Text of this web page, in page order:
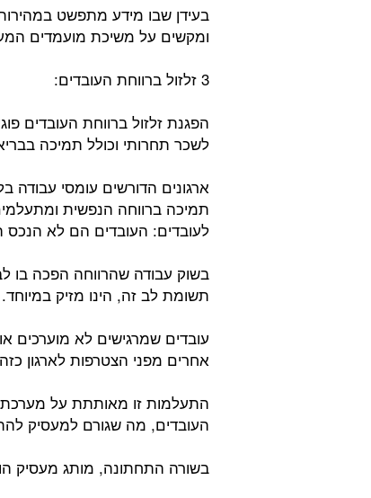
בעידן שבו מידע מתפשט
ומקשים על משיכת מועמדים
3 זלזול ברווחת העובדים:
הפגנת זלזול ברווחת העובדים
לשכר תחרותי וכולל תמיכה
ארגונים הדורשים עומסי עבודה
תמיכה ברווחה הנפשית
לעובדים: העובדים הם לא הנכס
בשוק עבודה שהרווחה הפכה בו
תשומת לב זה, הינו מזיק במיוחד.
עובדים שמרגישים לא מוערכים
אחרים מפני הצטרפות לארגון
התעלמות זו מאותתת על מערכת
העובדים, מה שגורם למעסיק
בשורה התחתונה, מותג מעסיק